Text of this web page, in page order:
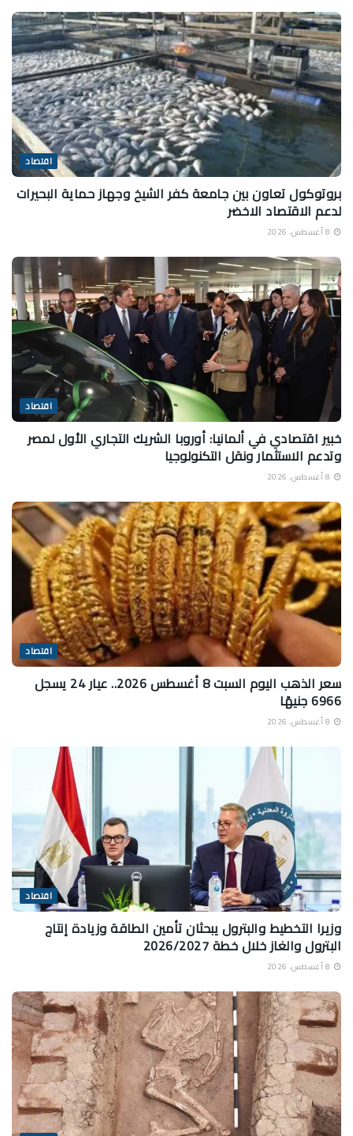
اقتصاد
بروتوكول تعاون بين جامعة كفر الشيخ وجهاز حماية البحيرات
لدعم الاقتصاد الاخضر
اقتصاد
خبير اقتصادي في ألمانيا: أوروبا الشريك التجاري الأول لمصر
وتدعم الاستثمار ونقل التكنولوجيا
اقتصاد
سعر الذهب اليوم السبت 8 أغسطس 2026.. عيار 24 يسجل
6966 جنيهًا
اقتصاد
وزيرا التخطيط والبترول يبحثان تأمين الطاقة وزيادة إنتاج
البترول والغاز خلال خطة 2026/2027